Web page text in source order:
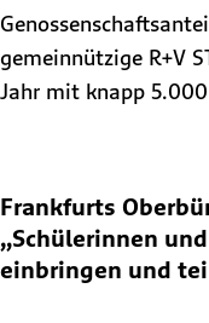
gemeinnützige R+V
Jahr mit knapp
Frankfurts
„Schülerinnen
einbringen und